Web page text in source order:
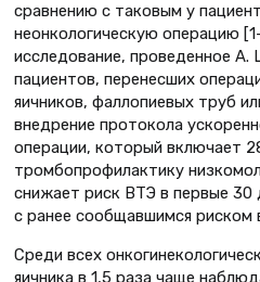
сравнению с таковым у
неонкологическую операцию
исследование, проведенное A.
пациентов, перенесших
яичников, фаллопиевых труб
внедрение протокола
операции, который включает
тромбопрофилактику
снижает риск ВТЭ в первые 30
с ранее сообщавшимся риском
Среди всех
яичника в 1,5 раза чаще